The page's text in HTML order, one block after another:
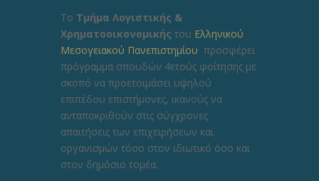
Το Τμήμα Λογιστικής &
Χρηματοοικονομικής του Ελληνικού
Μεσογειακού Πανεπιστημίου προσφέρει
πρόγραμμα σπουδών 4ετούς φοίτησης με
σκοπό να προετοιμάσει υψηλού
επιπέδου επιστήμονες, ικανούς να
ανταποκριθούν στις σύγχρονες
απαιτήσεις των επιχειρήσεων και
οργανισμών τόσο στον ιδιωτικό όσο και
στον δημόσιο τομέα.